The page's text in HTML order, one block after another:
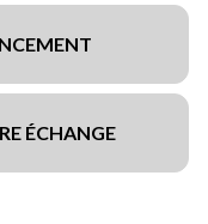
ÉCHANGE